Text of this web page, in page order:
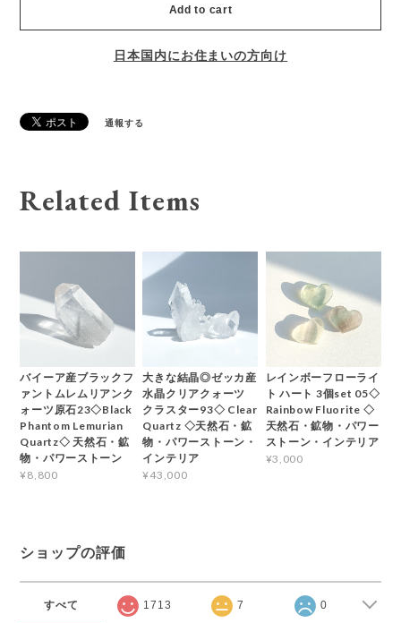
Add to cart
日本国内にお住まいの方向け
通報する
Related Items
バイーア産ブラックフ
ァントムレムリアンク
ォーツ原石23◇Black
Phantom Lemurian
Quartz◇ 天然石・鉱
物・パワーストーン
¥8,800
大きな結晶◎ゼッカ産
水晶クリアクォーツ
クラスター93◇ Clear
Quartz ◇天然石・鉱
物・パワーストーン・
インテリア
¥43,000
レインボーフローライ
ト ハート 3個set 05◇
Rainbow Fluorite ◇
天然石・鉱物・パワー
ストーン・インテリア
¥3,000
ショップの評価
すべて 1713 7 0